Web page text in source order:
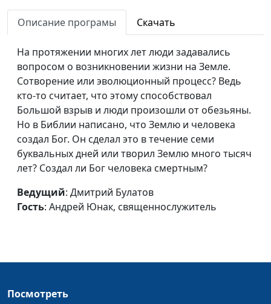
священнослужитель
Крещение - духовное
рождение
Андрей Юнак,
священнослужитель
Смерть как благо?
Алексей Бритов,
Андрей Юнак,
священнослужитель
Одержимость бесами
Алексей Бритов,
Андрей Юнак,
#15
Опасен ли спиритизм?
Алексей Бритов,
Опасен ли спиритизм?
Алексей Бритов,
#13
Описание програмы Скачать
На протяжении многих лет люди задавались
вопросом о возникновении жизни на Земле.
Сотворение или эволюционный процесс? Ведь
кто-то считает, что этому способствовал
Большой взрыв и люди произошли от обезьяны.
Но в Библии написано, что Землю и человека
создал Бог. Он сделал это в течение семи
буквальных дней или творил Землю много тысяч
лет? Создал ли Бог человека смертным?
Ведущий: Дмитрий Булатов
Гость: Андрей Юнак, священнослужитель
Посмотреть